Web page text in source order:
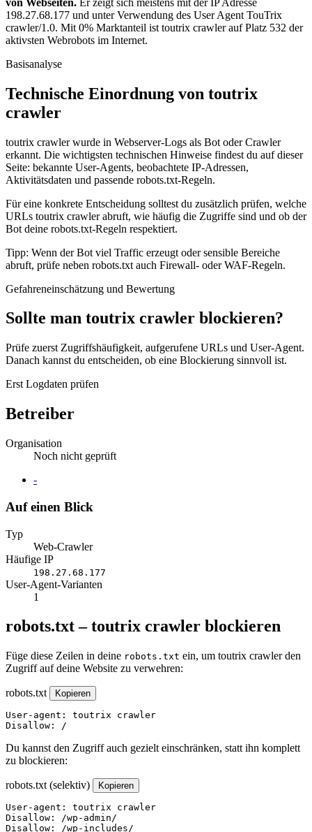
198.27.68.177 und unter Verwendung des User Agent TouTrix
crawler/1.0. Mit 0% Marktanteil ist toutrix crawler auf Platz 532 der
aktivsten Webrobots im Internet.
Basisanalyse
Technische Einordnung von toutrix
crawler
toutrix crawler wurde in Webserver-Logs als Bot oder Crawler
erkannt. Die wichtigsten technischen Hinweise findest du auf dieser
Seite: bekannte User-Agents, beobachtete IP-Adressen,
Aktivitätsdaten und passende robots.txt-Regeln.
Für eine konkrete Entscheidung solltest du zusätzlich prüfen, welche
URLs toutrix crawler abruft, wie häufig die Zugriffe sind und ob der
Bot deine robots.txt-Regeln respektiert.
Tipp: Wenn der Bot viel Traffic erzeugt oder sensible Bereiche
abruft, prüfe neben robots.txt auch Firewall- oder WAF-Regeln.
Gefahreneinschätzung und Bewertung
Sollte man toutrix crawler blockieren?
Prüfe zuerst Zugriffshäufigkeit, aufgerufene URLs und User-Agent.
Danach kannst du entscheiden, ob eine Blockierung sinnvoll ist.
Erst Logdaten prüfen
Betreiber
Organisation
Noch nicht geprüft
Website
-
Auf einen Blick
Typ
Web-Crawler
Häufige IP
198.27.68.177
User-Agent-Varianten
1
robots.txt – toutrix crawler blockieren
Füge diese Zeilen in deine robots.txt ein, um toutrix crawler den
Zugriff auf deine Website zu verwehren:
robots.txt Kopieren
User-agent: toutrix crawler
Disallow: /
Du kannst den Zugriff auch gezielt einschränken, statt ihn komplett
zu blockieren:
robots.txt (selektiv) Kopieren
User-agent: toutrix crawler
Disallow: /wp-admin/
Disallow: /wp-includes/